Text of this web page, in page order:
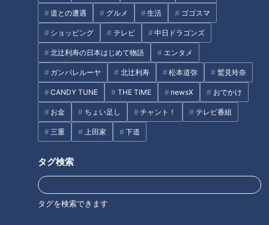
道との遭遇 グルメ 生活 ゴゴスマ
ショッピング テレビ 中日ドラゴンズ
北辻利寿の日本はじめて物語 エンタメ
ガンバレルーヤ 北辻利寿 松本道弥 鷲見玲奈
CANDY TUNE THE TIME newsX おでかけ
お金 ちょい足し チャント！ テレビ番組
三重 上田家 下道
タグ検索
タグを検索できます
例えば今年の柳投手のように開幕投手と決まっていたら、開幕
1週間前の試合である程度、自分のやりたいことができていれ
ばOKで、プラス結果も出るに越したことなし、という考え
遡って、そのひとつ前の試合はただ投げるだけだったそうで
す。目的は球数を投げて、イニング数を投げること。試合に対
する免疫をつけることを考えていたとか。
吉見「やりたいことができてなければ『？』が付くんですけ
ど、その時期はだいたいできるんです。だから結果が出ようが
出まいが気にしてなかったかな」